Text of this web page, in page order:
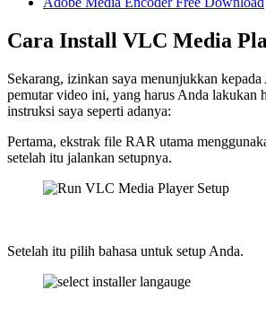
Cara Install VLC Media
Sekarang, izinkan saya menunjukkan
pemutar video ini, yang harus Anda lakukan
instruksi saya seperti adanya:
Pertama, ekstrak file RAR utama
setelah itu jalankan setupnya.
Setelah itu pilih bahasa untuk setup Anda.